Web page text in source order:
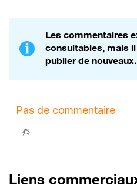
Les commentaires
consultables, mais
publier de
Liens